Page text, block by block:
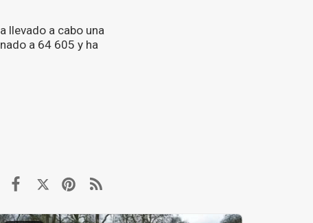
llevado a cabo una
a 64 605 y ha